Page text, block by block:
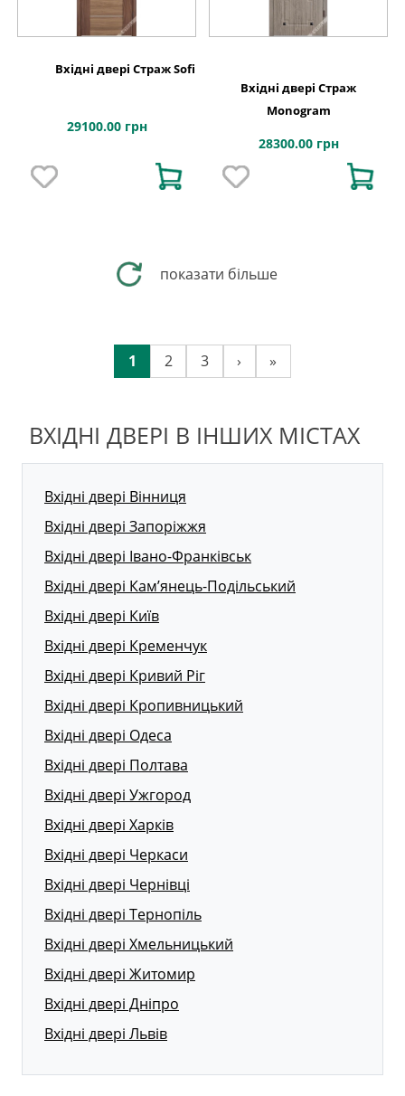
Вхідні двері Страж Sofi
29100.00 грн
Вхідні двері Страж
Monogram
28300.00 грн
показати більше
1 2 3 › »
ВХІДНІ ДВЕРІ В ІНШИХ МІСТАХ
Вхідні двері Вінниця
Вхідні двері Запоріжжя
Вхідні двері Івано-Франківськ
Вхідні двері Кам’янець-Подільський
Вхідні двері Київ
Вхідні двері Кременчук
Вхідні двері Кривий Ріг
Вхідні двері Кропивницький
Вхідні двері Одеса
Вхідні двері Полтава
Вхідні двері Ужгород
Вхідні двері Харків
Вхідні двері Черкаси
Вхідні двері Чернівці
Вхідні двері Тернопіль
Вхідні двері Хмельницький
Вхідні двері Житомир
Вхідні двері Дніпро
Вхідні двері Львів